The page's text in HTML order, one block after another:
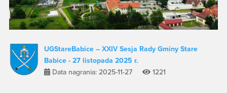
UGStareBabice – XXIV Sesja Rady Gminy Stare
Babice - 27 listopada 2025 r.
Data nagrania: 2025-11-27
1221